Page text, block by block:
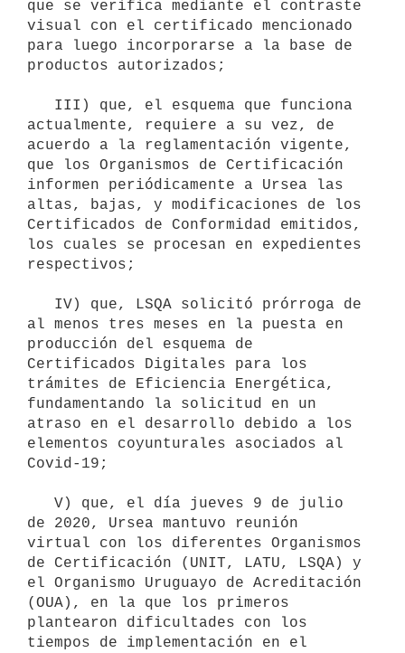
que se verifica mediante el contraste
visual con el certificado mencionado
para luego incorporarse a la base de
productos autorizados;
actualmente, requiere a su vez, de
acuerdo a la reglamentación vigente,
que los Organismos de Certificación
informen periódicamente a Ursea las
altas, bajas, y modificaciones de los
Certificados de Conformidad emitidos,
los cuales se procesan en expedientes
respectivos;
al menos tres meses en la puesta en
producción del esquema de
Certificados Digitales para los
trámites de Eficiencia Energética,
fundamentando la solicitud en un
atraso en el desarrollo debido a los
elementos coyunturales asociados al
Covid-19;
de 2020, Ursea mantuvo reunión
virtual con los diferentes Organismos
de Certificación (UNIT, LATU, LSQA) y
el Organismo Uruguayo de Acreditación
(OUA), en la que los primeros
plantearon dificultades con los
tiempos de implementación en el